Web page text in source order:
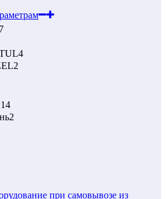
7
4
2
14
2